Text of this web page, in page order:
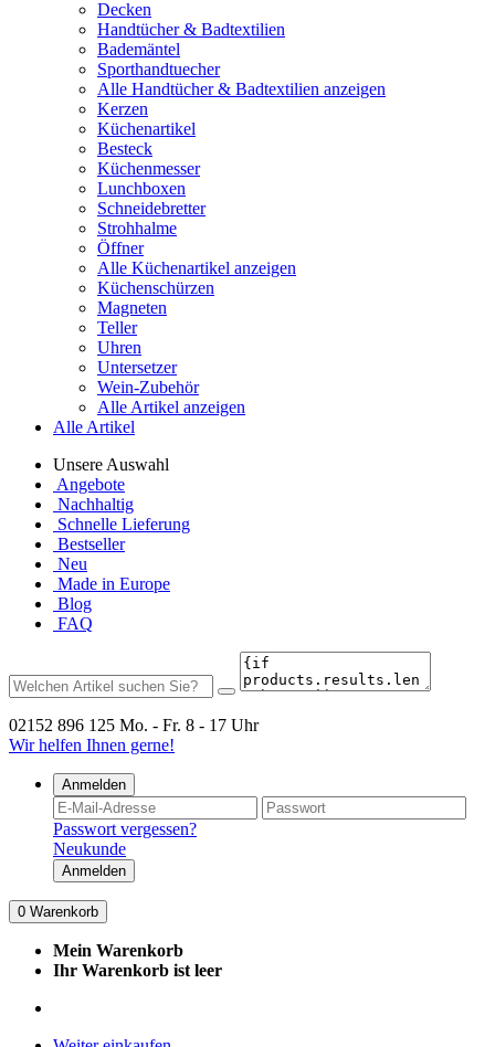
Decken
Handtücher & Badtextilien
Bademäntel
Sporthandtuecher
Alle Handtücher & Badtextilien anzeigen
Kerzen
Küchenartikel
Besteck
Küchenmesser
Lunchboxen
Schneidebretter
Strohhalme
Öffner
Alle Küchenartikel anzeigen
Küchenschürzen
Magneten
Teller
Uhren
Untersetzer
Wein-Zubehör
Alle Artikel anzeigen
Alle Artikel
Unsere Auswahl
Angebote
Nachhaltig
Schnelle Lieferung
Bestseller
Neu
Made in Europe
Blog
FAQ
02152 896 125 Mo. - Fr. 8 - 17 Uhr
Wir helfen Ihnen gerne!
Anmelden
Passwort vergessen?
Neukunde
Anmelden
0 Warenkorb
Mein Warenkorb
Ihr Warenkorb ist leer